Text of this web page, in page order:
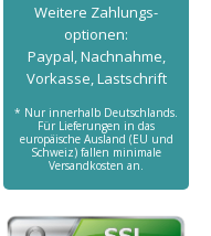
Weitere Zahlungs­
optionen:
Paypal, Nachnahme,
Vorkasse, Lastschrift
* Nur innerhalb Deutschlands.
Für Lieferungen in das
europäische Ausland (EU und
Schweiz) fallen minimale
Versandkosten an.